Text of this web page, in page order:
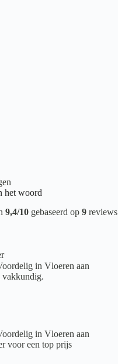
het woord
9,4/10 gebaseerd op 9 reviews
in Vloeren aan
vakkundig.
in Vloeren aan
voor een top prijs